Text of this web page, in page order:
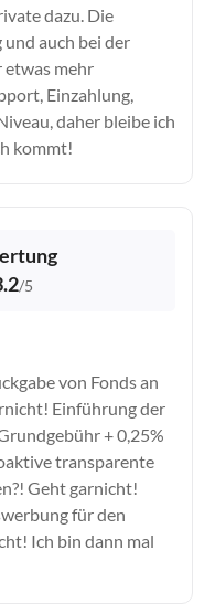
dazu. Die
auch bei der
mehr
Einzahlung,
daher bleibe ich
kommt!
/5
von Fonds an
Einführung der
+ 0,25%
transparente
Geht garnicht!
für den
Ich bin dann mal